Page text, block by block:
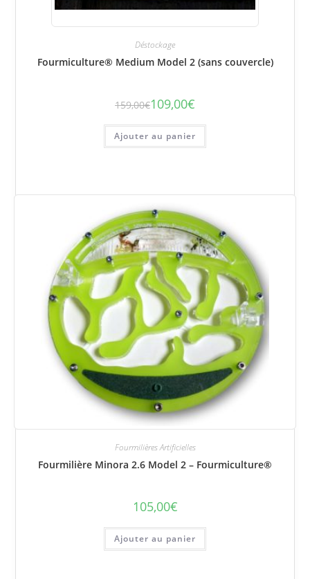
Déstockage
Fourmiculture® Medium Model 2 (sans couvercle)
159,00€ Le
initial
était :
159,00€.
109,00€
Le
actuel
est :
109,00€.
Ajouter au panier
Fourmilières Artificielles
Fourmilière Minora 2.6 Model 2 – Fourmiculture®
105,00€
Ajouter au panier